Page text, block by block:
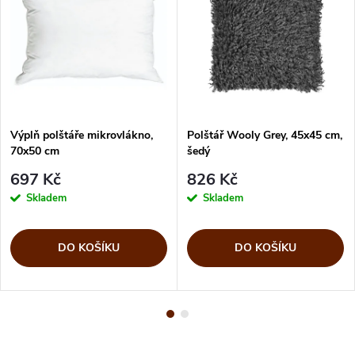
Výplň polštáře mikrovlákno,
70x50 cm
697 Kč
Skladem
DO KOŠÍKU
Polštář Wooly Grey, 45x45 cm,
šedý
826 Kč
Skladem
DO KOŠÍKU